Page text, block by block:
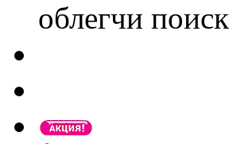
облегчи поиск